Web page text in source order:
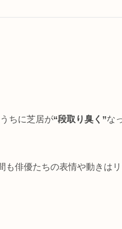
ちに芝居が“段取り臭く”な
も俳優たちの表情や動きはリ